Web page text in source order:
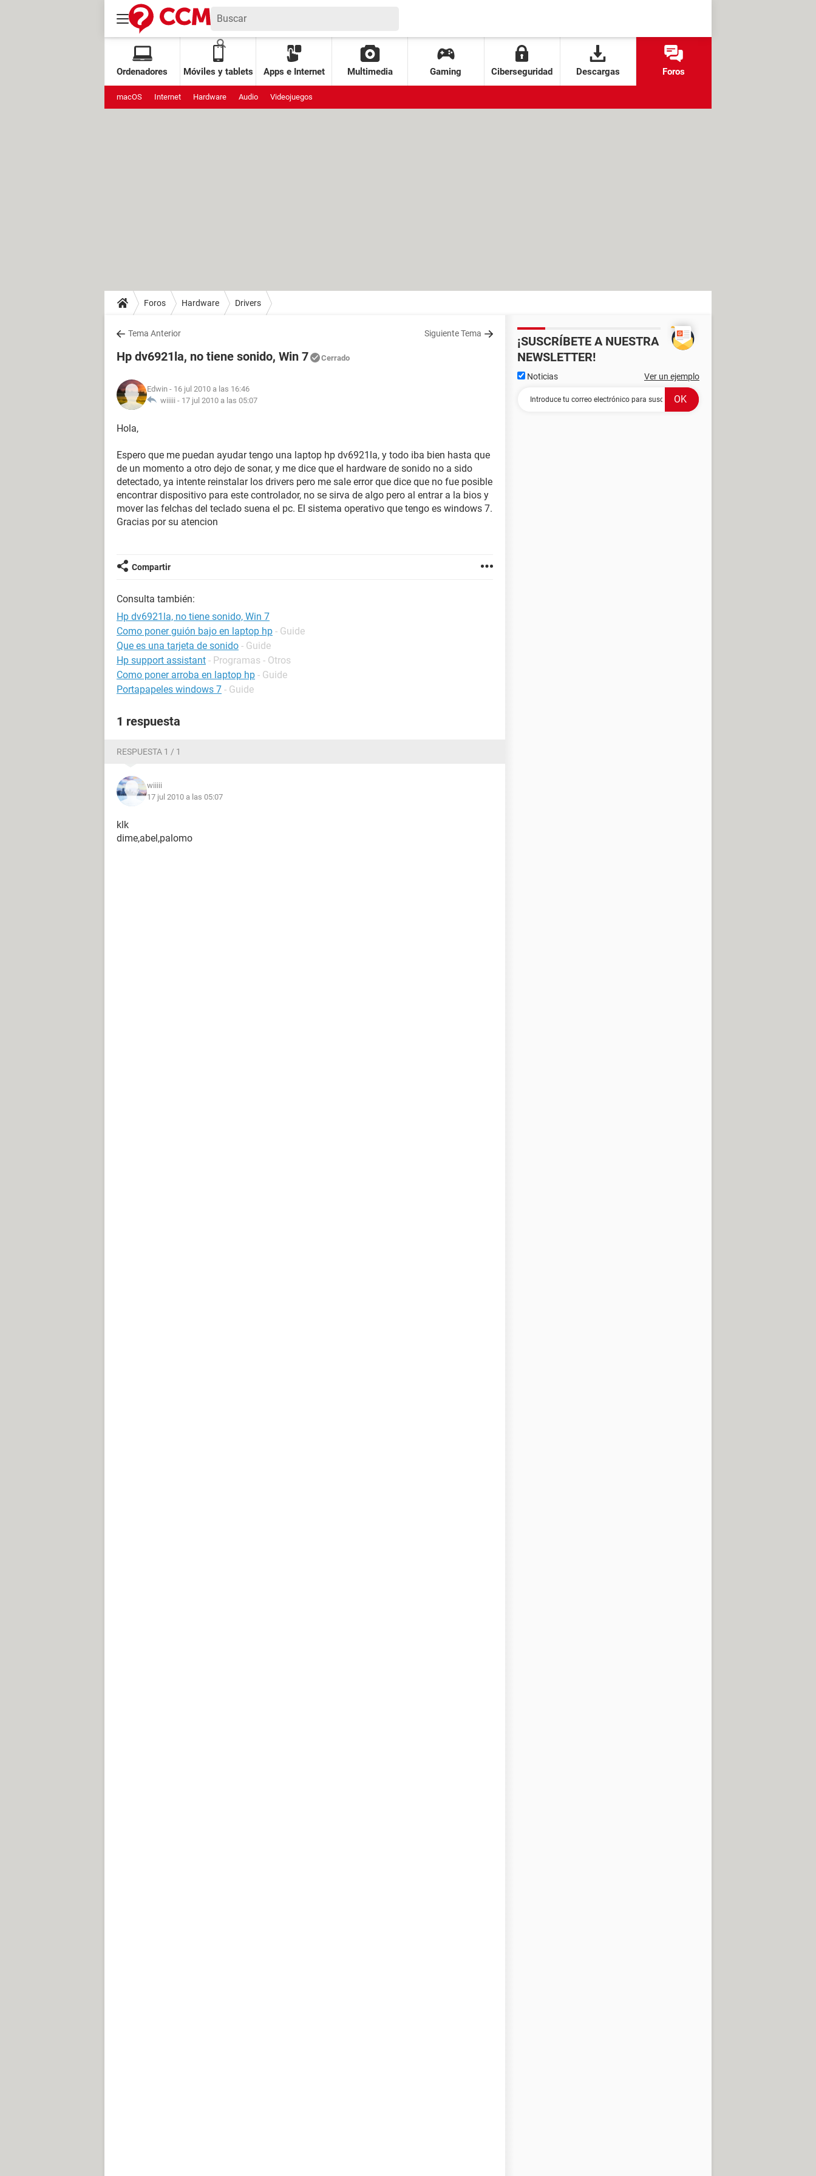
Ordenadores Móviles y tablets Apps e Internet Multimedia Gaming Ciberseguridad Descargas Foros
macOS Internet Hardware Audio Videojuegos
Foros Hardware Drivers
Tema Anterior Siguiente Tema
Hp dv6921la, no tiene sonido, Win 7 Cerrado
Edwin - 16 jul 2010 a las 16:46
wiiiii - 17 jul 2010 a las 05:07
Hola,
Espero que me puedan ayudar tengo una laptop hp dv6921la, y todo iba bien hasta que
de un momento a otro dejo de sonar, y me dice que el hardware de sonido no a sido
detectado, ya intente reinstalar los drivers pero me sale error que dice que no fue posible
encontrar dispositivo para este controlador, no se sirva de algo pero al entrar a la bios y
mover las felchas del teclado suena el pc. El sistema operativo que tengo es windows 7.
Gracias por su atencion
Compartir
Consulta también:
Hp dv6921la, no tiene sonido, Win 7
Como poner guión bajo en laptop hp - Guide
Que es una tarjeta de sonido - Guide
Hp support assistant - Programas - Otros
Como poner arroba en laptop hp - Guide
Portapapeles windows 7 - Guide
1 respuesta
RESPUESTA 1 / 1
wiiiii
17 jul 2010 a las 05:07
klk
dime,abel,palomo
¡SUSCRÍBETE A NUESTRA
NEWSLETTER!
Noticias Ver un ejemplo